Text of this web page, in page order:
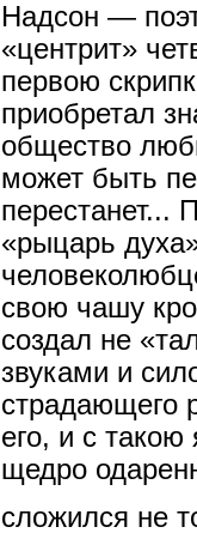
Надсон —
«центрит»
первою
приобретал
общество
может быть
перестанет...
«рыцарь
свою чашу
создал не
звуками и
страдающего
его, и с
щедро
сложился не